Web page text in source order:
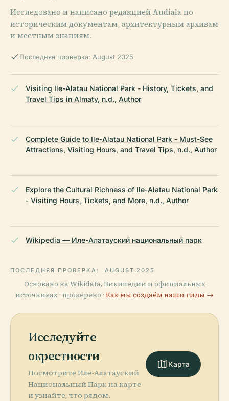
Исследовано и написано редакцией Audiala по
историческим документам, архитектурным архивам
и местным знаниям.
Последняя проверка: August 2025
Visiting Ile-Alatau National Park - History, Tickets, and
Travel Tips in Almaty, n.d., Author
Complete Guide to Ile-Alatau National Park - Must-See
Attractions, Visiting Hours, and Travel Tips, n.d., Author
Explore the Cultural Richness of Ile-Alatau National Park
- Visiting Hours, Tickets, and More, n.d., Author
Wikipedia — Иле-Алатауский национальный парк
ПОСЛЕДНЯЯ ПРОВЕРКА: AUGUST 2025
Основано на Wikidata, Википедии и официальных
источниках · проверено · Как мы создаём наши гиды →
Исследуйте
окрестности
Посмотрите Иле-Алатауский
Национальный Парк на карте
и узнайте, что рядом.
Карта